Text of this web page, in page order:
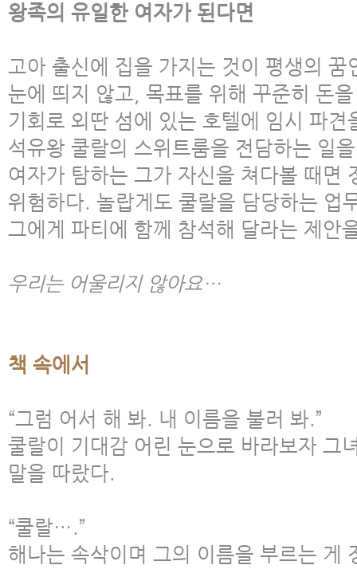
왕족의 유일한 여자가 된다면
고아 출신에 집을 가지는 것이 평생의 꿈
눈에 띄지 않고, 목표를 위해 꾸준히 돈
기회로 외딴 섬에 있는 호텔에 임시 파
석유왕 쿨랄의 스위트룸을 전담하는 일
여자가 탐하는 그가 자신을 쳐다볼 때면
위험하다. 놀랍게도 쿨랄을 담당하는 업
그에게 파티에 함께 참석해 달라는 제안
우리는 어울리지 않아요…
책 속에서
“그럼 어서 해 봐. 내 이름을 불러 봐.”
쿨랄이 기대감 어린 눈으로 바라보자 그
말을 따랐다.
“쿨랄….”
해나는 속삭이며 그의 이름을 부르는 게